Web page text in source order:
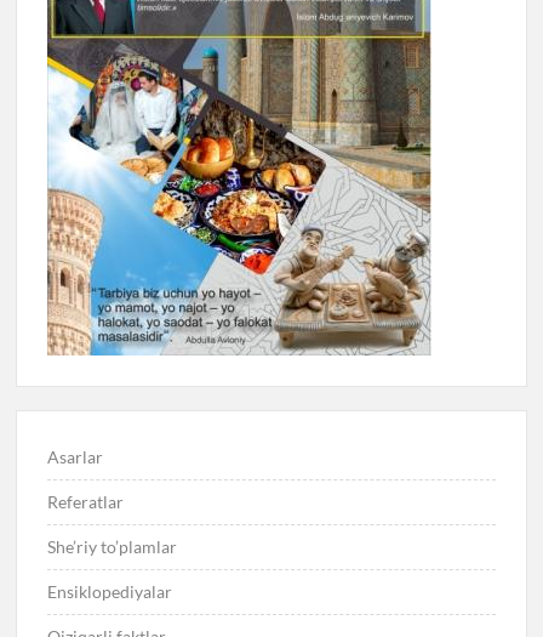
Asarlar
Referatlar
She’riy to’plamlar
Ensiklopediyalar